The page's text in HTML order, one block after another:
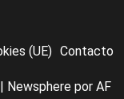
(UE) Contacto
| Newspherepor AF